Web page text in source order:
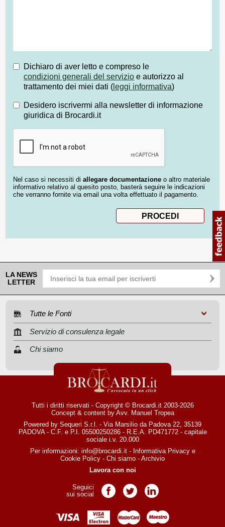
Dichiaro di aver letto e compreso le
condizioni generali del servizio e autorizzo al
trattamento dei miei dati ( leggi informativa)
Desidero iscrivermi alla newsletter di informazione
giuridica di Brocardi.it
Nel caso si necessiti di allegare documentazione o altro materiale
informativo relativo al quesito posto, basterà seguire le indicazioni
che verranno fornite via email una volta effettuato il pagamento.
LA NEWS
LETTER
Tutte le Fonti
Servizio di consulenza legale
Chi siamo
Tutti i diritti riservati - Copyright © Brocardi.it 2003-2026
Concept & content by Avv. Manuel Tropea
Powered by Sequeri S.r.l. - Via Marsilio da Padova 22, 35139
PADOVA - C.F. e P.I. 05500250286 - R.E.A. PD471772 - capitale
sociale i.v. 20.000
Per informazioni: info@brocardi.it- Informativa Privacye
Cookie Policy - Chi siamo - Archivio
Lavora con noi
Seguici
sui social
Pagina Facebook
Pagina TwitterPagina LinkedIn